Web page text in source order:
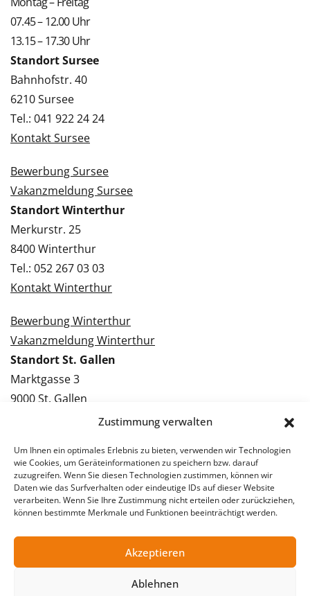
Zustimmung verwalten
Um Ihnen ein optimales Erlebnis zu bieten, verwenden wir Technologien
wie Cookies, um Geräteinformationen zu speichern bzw. darauf
zuzugreifen. Wenn Sie diesen Technologien zustimmen, können wir
Daten wie das Surfverhalten oder eindeutige IDs auf dieser Website
verarbeiten. Wenn Sie Ihre Zustimmung nicht erteilen oder zurückziehen,
können bestimmte Merkmale und Funktionen beeinträchtigt werden.
Akzeptieren
Ablehnen
07.45 – 12.00 Uhr
13.15 – 17.30 Uhr
Standort Sursee
Bahnhofstr. 40
6210 Sursee
Tel.: 041 922 24 24
Kontakt Sursee
Bewerbung Sursee
Vakanzmeldung Sursee
Standort Winterthur
Merkurstr. 25
8400 Winterthur
Tel.: 052 267 03 03
Kontakt Winterthur
Bewerbung Winterthur
Vakanzmeldung Winterthur
Standort St. Gallen
Marktgasse 3
9000 St. Gallen
Tel.: 071 228 09 09
Bewerbung St. Gallen
Vakanzmeldung St. Gallen
© 2026 Stellentreff AG